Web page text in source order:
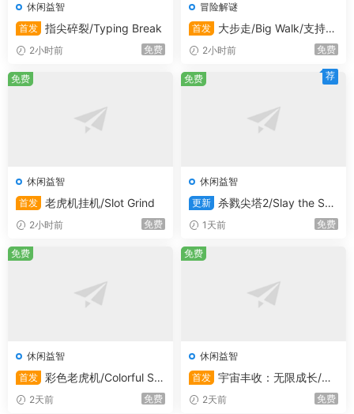
Intel Core i3-540 or AMD Phenom II
X4 965
4 GB RAM
NVIDIA GeForce GT 730, 2 GB or AMD
存储空间:
需要 64 位处理器和操作系统
操作系统:Windows 10 64-bit
Intel Core i5-2400 or AMD FX-6300
NVIDIA GeForce GTX 750 Ti, 2 GB or
AMD Radeon HD 7850, 2 GB
存储空间:
休闲益智
首发 指尖碎裂/Typing Break
2小时前 免费
冒险解谜
首发
大步走/Big Walk/支持在
线联机
2小时前 免费
休闲益智
首发 老虎机挂机/Slot Grind
2小时前 免费
免费
休闲益智
更新 杀戮尖塔2/Slay the Spir
e 21天前 免费
免费 荐
休闲益智
首发 彩色老虎机/Colorful Slo
ts 2天前 免费
免费
休闲益智
首发 宇宙丰收：无限成长/Uni
versal Harvest: Incremental
2天前 免费
免费